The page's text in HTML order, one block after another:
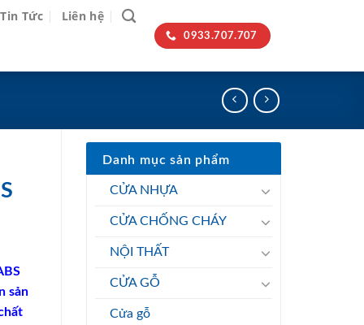
Tin Tức Liên hệ
0933.707.707
Danh mục sản phẩm
CỬA NHỰA
CỬA CHỐNG CHÁY
NỘI THẤT
CỬA GỖ
Cửa gỗ
sản